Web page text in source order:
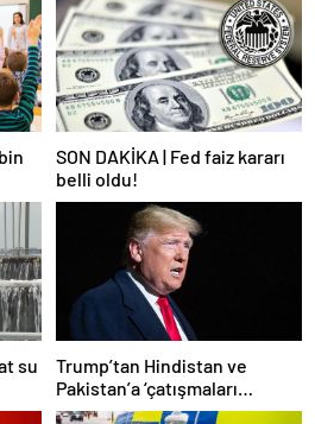
SON DAKİKA | Fed faiz kararı
belli oldu!
su
Trump’tan Hindistan ve
Pakistan’a ‘çatışmaları
durdurun’ çağrısı